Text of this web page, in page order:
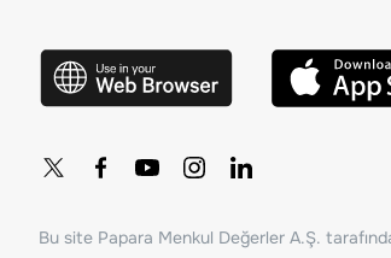
Bu site Papara Menkul Değerler A.Ş.